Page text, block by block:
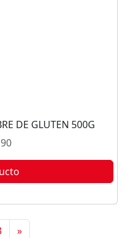
DE GLUTEN 500G
»